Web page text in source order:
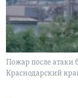
Learning English
СОЦИАЛЬНЫЕ СЕТИ
Пожар после атаки
Краснодарский